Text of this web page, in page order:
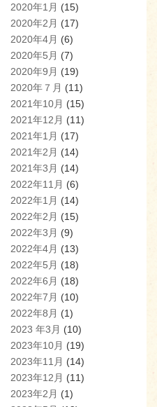
2020年1月 (15)
2020年2月 (17)
2020年4月 (6)
2020年5月 (7)
2020年9月 (19)
2020年７月 (11)
2021年10月 (15)
2021年12月 (11)
2021年1月 (17)
2021年2月 (14)
2021年3月 (14)
2022年11月 (6)
2022年1月 (14)
2022年2月 (15)
2022年3月 (9)
2022年4月 (13)
2022年5月 (18)
2022年6月 (18)
2022年7月 (10)
2022年8月 (1)
2023 年3月 (10)
2023年10月 (19)
2023年11月 (14)
2023年12月 (11)
2023年2月 (1)